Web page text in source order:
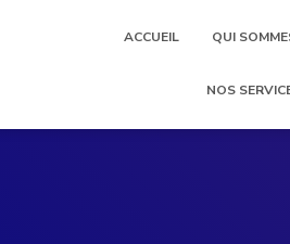
ACCUEIL QUI
NOS